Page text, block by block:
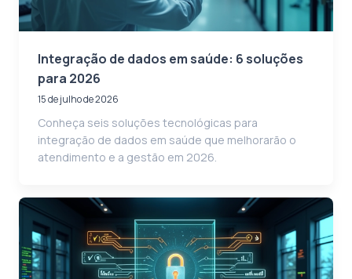
Integração de dados em saúde: 6 soluções
para 2026
15 de julho de 2026
Conheça seis soluções tecnológicas para
integração de dados em saúde que melhorarão o
atendimento e a gestão em 2026.